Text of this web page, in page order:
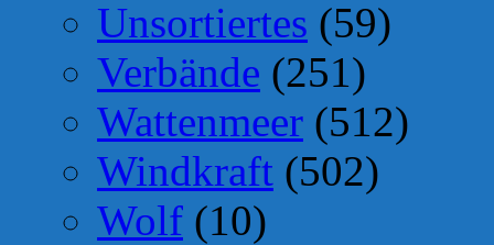
Unsortiertes (59)
Verbände (251)
Wattenmeer (512)
Windkraft (502)
Wolf (10)